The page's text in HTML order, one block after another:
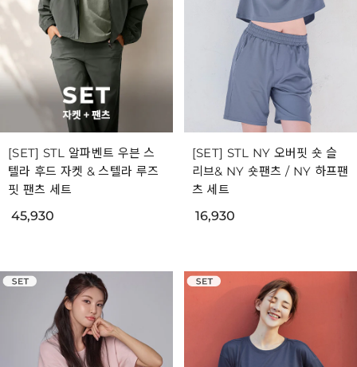
[SET] STL 알파벤트 우븐 스
텔라 후드 자켓 & 스텔라 루즈
핏 팬츠 세트
45,930
[SET] STL NY 오버핏 숏 슬
리브& NY 숏팬츠 / NY 하프팬
츠 세트
16,930